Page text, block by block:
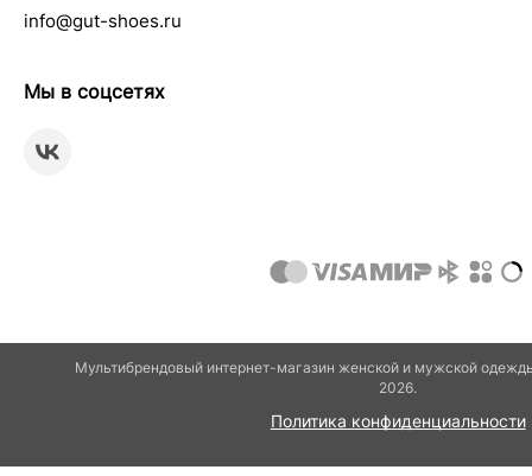
info@gut-shoes.ru
Мы в соцсетях
Мультибрендовый интернет-магазин женской и мужской
2026.
Политика конфиденциальности